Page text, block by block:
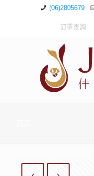
(06)2805679
訂單查詢